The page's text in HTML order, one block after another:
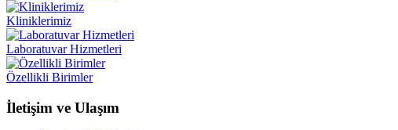
Kliniklerimiz
Laboratuvar Hizmetleri
Özellikli Birimler
İletişim ve Ulaşım